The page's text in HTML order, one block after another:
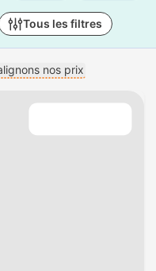
Tous les filtres
nos prix